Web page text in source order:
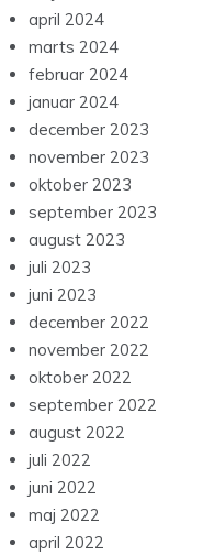
april 2024
marts 2024
februar 2024
januar 2024
december 2023
november 2023
oktober 2023
september 2023
august 2023
juli 2023
juni 2023
december 2022
november 2022
oktober 2022
september 2022
august 2022
juli 2022
juni 2022
maj 2022
april 2022